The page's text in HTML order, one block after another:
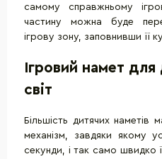
самому справжньому
частину можна буде
ігрову зону, заповнивши її
Ігровий намет
світ
Більшість дитячих
механізм, завдяки якому
секунди, і так само швидко